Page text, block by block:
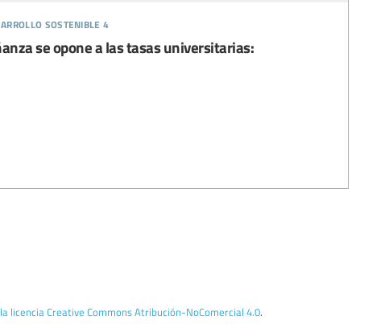
sostenible 4
se opone a las tasas universitarias:
la licencia Creative Commons Atribución-NoComercial 4.0.